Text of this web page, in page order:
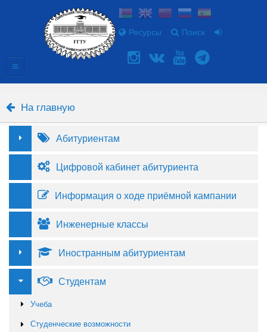
Ресурсы Поиск
На главную
Абитуриентам
Цифровой кабинет абитуриента
Информация о ходе приёмной кампании
Инженерные классы
Иностранным абитуриентам
Студентам
Учеба
Студенческие возможности